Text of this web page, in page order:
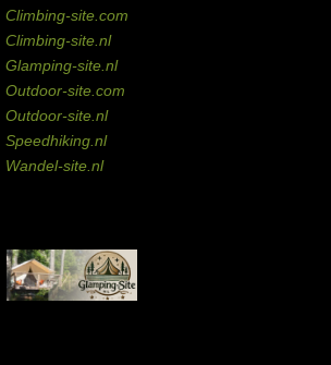
Climbing-site.com
Climbing-site.nl
Glamping-site.nl
Outdoor-site.com
Outdoor-site.nl
Speedhiking.nl
Wandel-site.nl